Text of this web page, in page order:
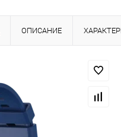
ОПИСАНИЕ
Для
на